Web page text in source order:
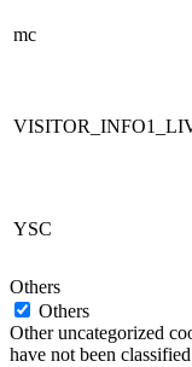
mc
YSC
Others
Others
Other uncategorized
have not been